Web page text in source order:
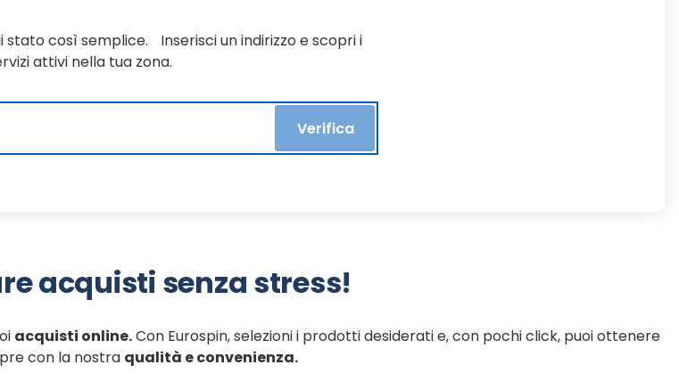
stato così semplice. Inserisci un indirizzo e scopri i
attivi nella tua zona.
Verifica
acquisti senza stress!
acquisti online.Con Eurospin, selezioni i prodotti desiderati e, con pochi click, puoi ottenere
con la nostra qualità e convenienza.